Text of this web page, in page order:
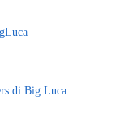
di Big Luca